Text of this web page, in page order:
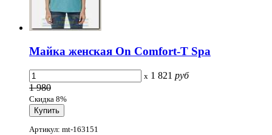
Майка женская On Comfort-T Spa
x 1 821 руб
1 980
Скидка 8%
Артикул: mt-163151